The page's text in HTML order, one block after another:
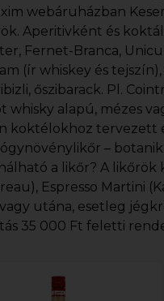
webáruházban
Aperitivként és
Fernet-Branca,
(ír whiskey és
őszibarack. Pl.
alapú, mézes
koktélokhoz tervezett
–
a likőr? A
Espresso Martini
utána, esetleg
35 000 Ft feletti